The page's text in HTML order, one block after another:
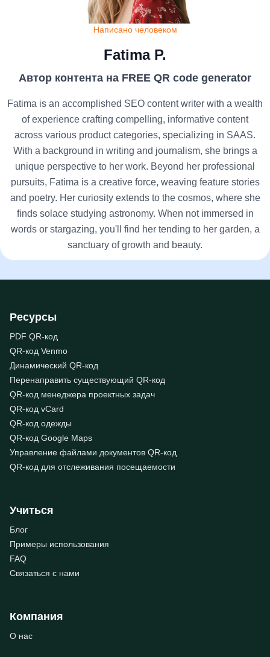
Написано человеком
Fatima P.
Автор контента на FREE QR code generator
Fatima is an accomplished SEO content writer with a wealth
of experience crafting compelling, informative content
across various product categories, specializing in SAAS.
With a background in writing and journalism, she brings a
unique perspective to her work. Beyond her professional
pursuits, Fatima is a creative force, weaving feature stories
and poetry. Her curiosity extends to the cosmos, where she
finds solace studying astronomy. When not immersed in
words or stargazing, you'll find her tending to her garden, a
sanctuary of growth and beauty.
Ресурсы
PDF QR-код
QR-код Venmo
Динамический QR-код
Перенаправить существующий QR-код
QR-код менеджера проектных задач
QR-код vCard
QR-код одежды
QR-код Google Maps
Управление файлами документов QR-код
QR-код для отслеживания посещаемости
Учиться
Блог
Примеры использования
FAQ
Связаться с нами
Компания
О нас